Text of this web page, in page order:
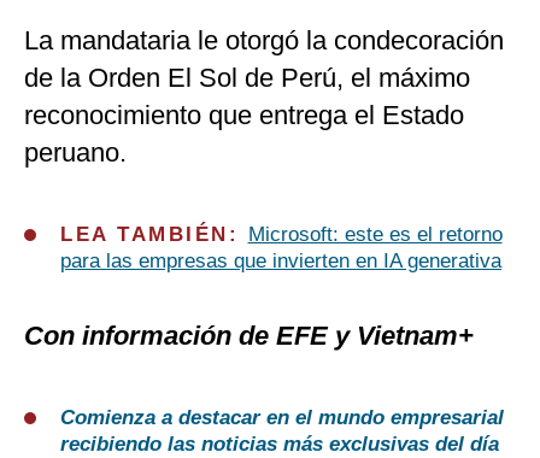
La mandataria le otorgó la condecoración
de la Orden El Sol de Perú, el máximo
reconocimiento que entrega el Estado
peruano.
LEA TAMBIÉN:
Microsoft: este es el retorno
para las empresas que invierten en IA generativa
Con información de EFE y Vietnam+
Comienza a destacar en el mundo empresarial
recibiendo las noticias más exclusivas del día